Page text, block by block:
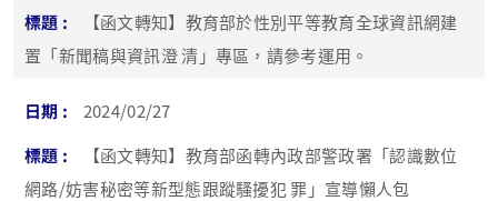
【函文轉知】教育部於性別平等教育全球資訊網建
置「新聞稿與資訊澄 清」專區，請參考運用。
2024/02/27
【函文轉知】教育部函轉內政部警政署「認識數位
網路/妨害秘密等新型態跟蹤騷擾犯 罪」宣導懶人包